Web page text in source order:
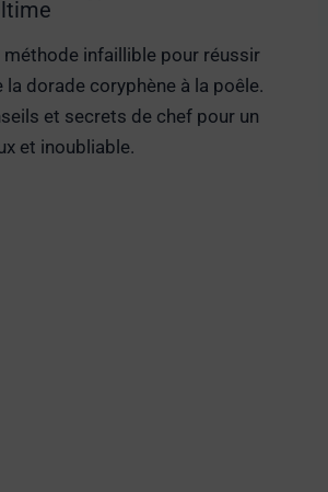
méthode infaillible pour réussir
la dorade coryphène à la poêle.
et secrets de chef pour un
et inoubliable.